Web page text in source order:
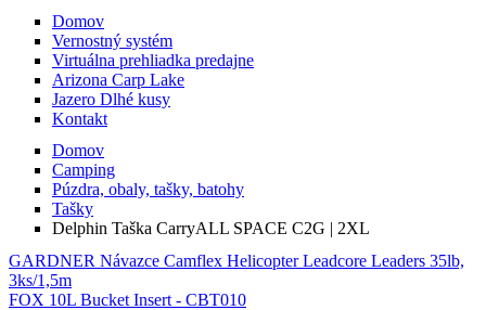
Domov
Vernostný systém
Virtuálna prehliadka predajne
Arizona Carp Lake
Jazero Dlhé kusy
Kontakt
Domov
Camping
Púzdra, obaly, tašky, batohy
Tašky
Delphin Taška CarryALL SPACE C2G | 2XL
GARDNER Návazce Camflex Helicopter Leadcore Leaders 35lb,
3ks/1,5m
FOX 10L Bucket Insert - CBT010